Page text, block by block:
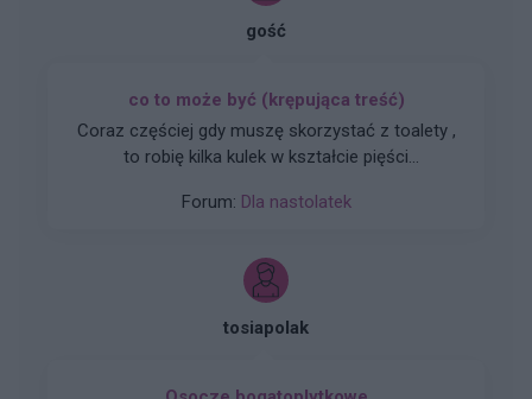
gość
co to może być (krępująca treść)
Coraz częściej gdy muszę skorzystać z toalety ,
to robię kilka kulek w kształcie pięści
do odbytu. Ból jest dosyć intensywny, kąpiel lub
około 2 miesięcy. Co w takiej sytuacji może
pomóc. ?
Forum: Dla nastolatek
tosiapolak